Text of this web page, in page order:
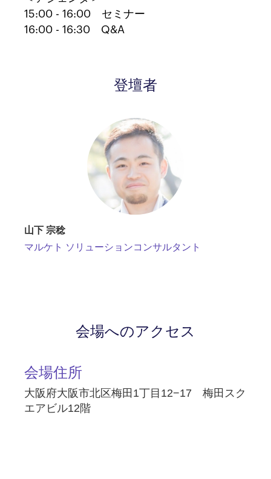
15:00 - 16:00 セミナー
16:00 - 16:30 Q&A
登壇者
山下 宗稔
マルケト ソリューションコンサルタント
会場へのアクセス
会場住所
大阪府大阪市北区梅田1丁目12−17 梅田スク
エアビル12階